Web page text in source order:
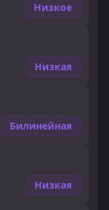
Низкое
Низкая
Билинейная
Низкая